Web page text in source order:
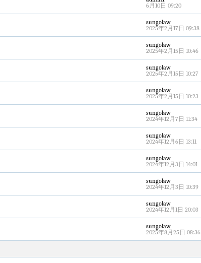
6月10日 09:20
sungolaw
2025年2月17日 09:38
sungolaw
2025年2月15日 10:46
sungolaw
2025年2月15日 10:27
sungolaw
2025年2月15日 10:23
sungolaw
2024年12月7日 11:34
sungolaw
2024年12月6日 13:11
sungolaw
2024年12月3日 14:01
sungolaw
2024年12月3日 10:39
sungolaw
2024年12月1日 20:03
sungolaw
2025年8月25日 08:36